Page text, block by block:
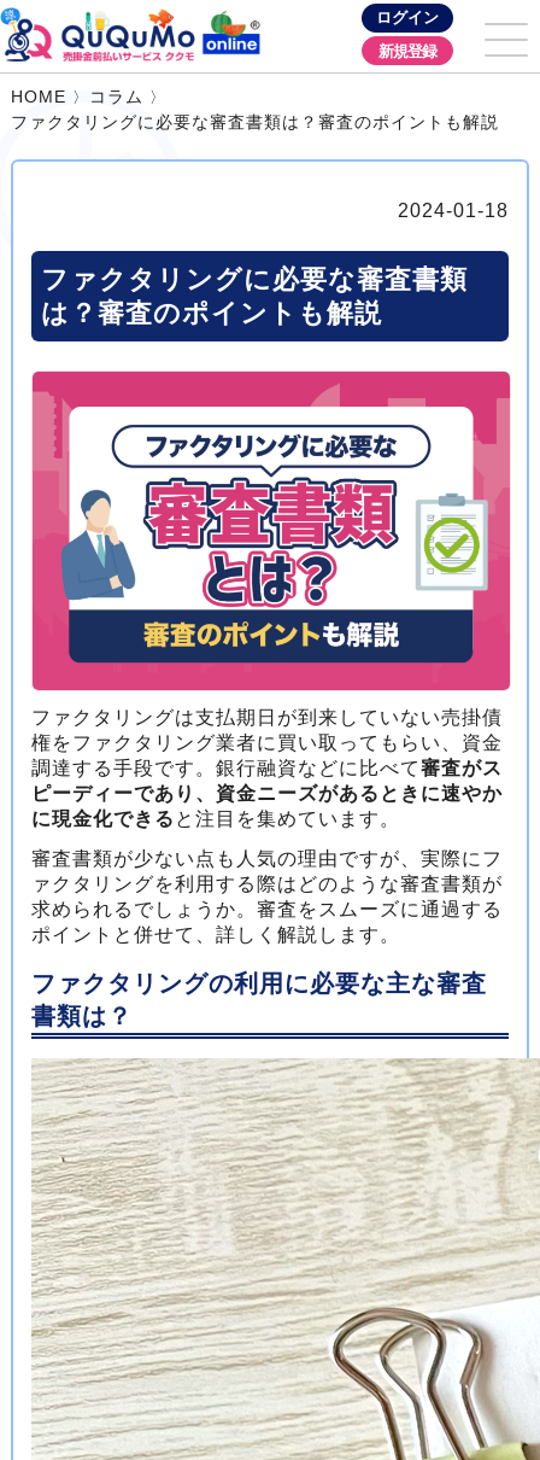
ログイン
新規登録
HOME
コラム
ファクタリングに必要な審査書類は？審査のポイントも解説
2024-01-18
ファクタリングに必要な審査書類
は？審査のポイントも解説
ファクタリングは支払期日が到来していない売掛債
権をファクタリング業者に買い取ってもらい、資金
調達する手段です。銀行融資などに比べて審査がス
ピーディーであり、資金ニーズがあるときに速やか
に現金化できる と注目を集めています。
審査書類が少ない点も人気の理由ですが、実際にフ
ァクタリングを利用する際はどのような審査書類が
求められるでしょうか。審査をスムーズに通過する
ポイントと併せて、詳しく解説します。
ファクタリングの利用に必要な主な審査
書類は？